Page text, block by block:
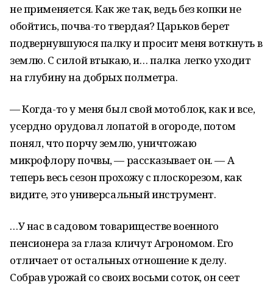
не применяется. Как же так, ведь без копки не
обойтись, почва-то твердая? Царьков берет
подвернувшуюся палку и просит меня воткнуть в
землю. С силой втыкаю, и… палка легко уходит
на глубину на добрых полметра.
— Когда-то у меня был свой мотоблок, как и все,
усердно орудовал лопатой в огороде, потом
понял, что порчу землю, уничтожаю
микрофлору почвы, — рассказывает он. — А
теперь весь сезон прохожу с плоскорезом, как
видите, это универсальный инструмент.
…У нас в садовом товариществе военного
пенсионера за глаза кличут Агрономом. Его
отличает от остальных отношение к делу.
Собрав урожай со своих восьми соток, он сеет